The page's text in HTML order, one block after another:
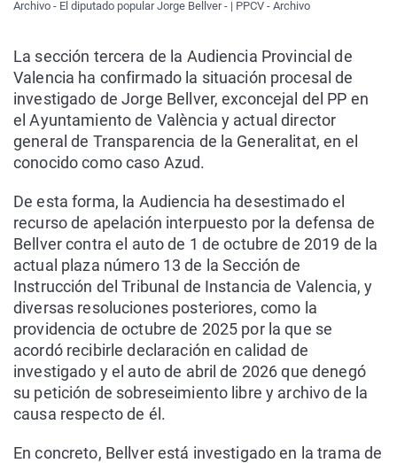
Archivo - El diputado popular Jorge Bellver - | PPCV - Archivo
La sección tercera de la Audiencia Provincial de
Valencia ha confirmado la situación procesal de
investigado de Jorge Bellver, exconcejal del PP en
el Ayuntamiento de València y actual director
general de Transparencia de la Generalitat, en el
conocido como caso Azud.
De esta forma, la Audiencia ha desestimado el
recurso de apelación interpuesto por la defensa de
Bellver contra el auto de 1 de octubre de 2019 de la
actual plaza número 13 de la Sección de
Instrucción del Tribunal de Instancia de Valencia, y
diversas resoluciones posteriores, como la
providencia de octubre de 2025 por la que se
acordó recibirle declaración en calidad de
investigado y el auto de abril de 2026 que denegó
su petición de sobreseimiento libre y archivo de la
causa respecto de él.
En concreto, Bellver está investigado en la trama de